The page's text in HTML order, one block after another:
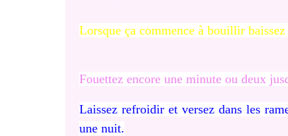
Lorsque ça commence à bouillir
Fouettez encore une minute ou deux
Laissez refroidir et versez dans les
une nuit.